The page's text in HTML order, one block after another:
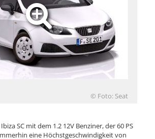
© Foto: Seat
SC mit dem 1.2 12V Benziner, der 60 PS
eine Höchstgeschwindigkeit von